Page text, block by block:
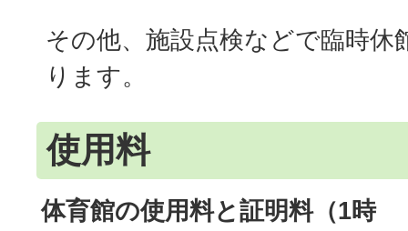
その他、施設点検などで臨時休
ります。
使用料
体育館の使用料と証明料（1時